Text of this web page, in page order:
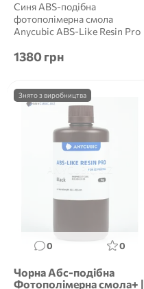
Синя ABS-подібна
фотополімерна смола
Anycubic ABS-Like Resin Pro
Resi...
1380 грн
Знято з виробництва
0 0
Чорна Aбс-подібна
Фотополімерна смола+ |